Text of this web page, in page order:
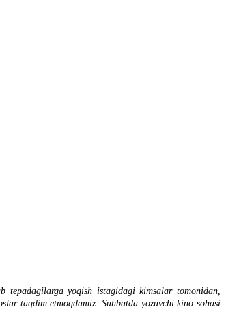
tepadagilarga yoqish istagidagi kimsalar tomonidan,
taqdim etmoqdamiz. Suhbatda yozuvchi kino sohasi